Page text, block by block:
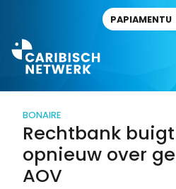
PAPIAMENTU
BONAIRE
Rechtbank
opnieuw over
AOV